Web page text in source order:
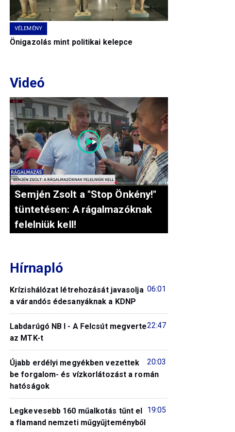
VÉLEMÉNY
Önigazolás mint politikai kelepce
Videó
Semjén Zsolt a "Stop Önkény!"
tüntetésen: A rágalmazóknak
felelniük kell!
Hírnapló
06:01
Krízishálózat létrehozását javasolja
a várandós édesanyáknak a KDNP
22:47
Labdarúgó NB I - A Felcsút megverte
az MTK-t
20:03
Újabb erdélyi megyékben vezettek
be forgalom- és vízkorlátozást a román
hatóságok
19:05
Legkevesebb 160 műalkotás tűnt el
a flamand nemzeti műgyűjteményből